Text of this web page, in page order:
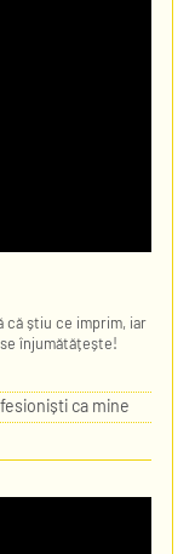
că știu ce imprim, iar
înjumătățește!
ca mine